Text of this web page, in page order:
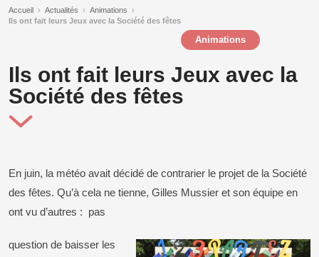
Accueil › Actualités › Animations ›
Ils ont fait leurs Jeux avec la Société des fêtes
Animations
Ils ont fait leurs Jeux avec la
Société des fêtes
En juin, la météo avait décidé de contrarier le projet de la Société
des fêtes. Qu’à cela ne tienne, Gilles Mussier et son équipe en
ont vu d’autres : pas
question de baisser les